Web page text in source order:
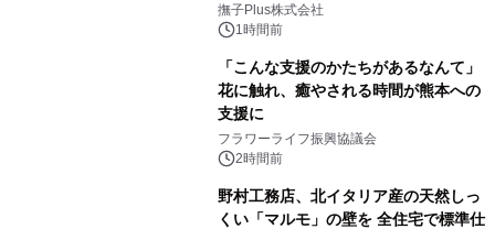
撫子Plus株式会社
1時間前
「こんな支援のかたちがあるなんて」
花に触れ、癒やされる時間が熊本への
支援に
フラワーライフ振興協議会
2時間前
野村工務店、北イタリア産の天然しっ
くい「マルモ」の壁を 全住宅で標準仕